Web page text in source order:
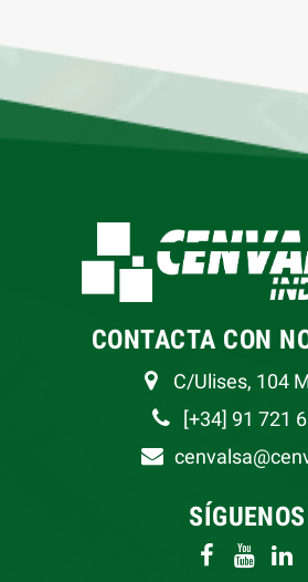
CONTACTA CON
C/Ulises, 104
[+34] 91 721
SÍGUENOS